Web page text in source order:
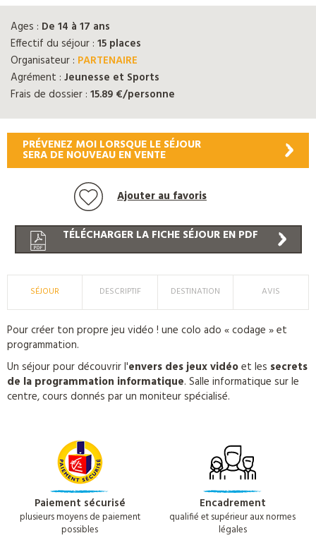
Ages : De 14 à 17 ans
Effectif du séjour : 15 places
Organisateur : PARTENAIRE
Agrément : Jeunesse et Sports
Frais de dossier : 15.89 €/personne
PRÉVENEZ MOI LORSQUE LE SÉJOUR
SERA DE NOUVEAU EN VENTE
Ajouter au favoris
TÉLÉCHARGER LA FICHE SÉJOUR EN PDF
SÉJOUR DESCRIPTIF DESTINATION AVIS
Pour créer ton propre jeu vidéo ! une colo ado « codage » et
programmation.
Un séjour pour découvrir l'envers des jeux vidéoet les secrets
de la programmation informatique. Salle informatique sur le
centre, cours donnés par un moniteur spécialisé.
Paiement sécurisé
plusieurs moyens de paiement
possibles
Encadrement
qualifié et supérieur aux normes
légales